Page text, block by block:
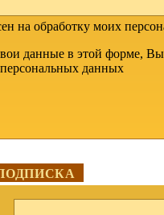
на обработку моих
данные в этой форме, Вы
персональных данных